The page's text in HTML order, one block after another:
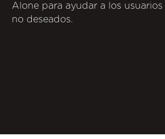
Alone para ayudar a los
no deseados.